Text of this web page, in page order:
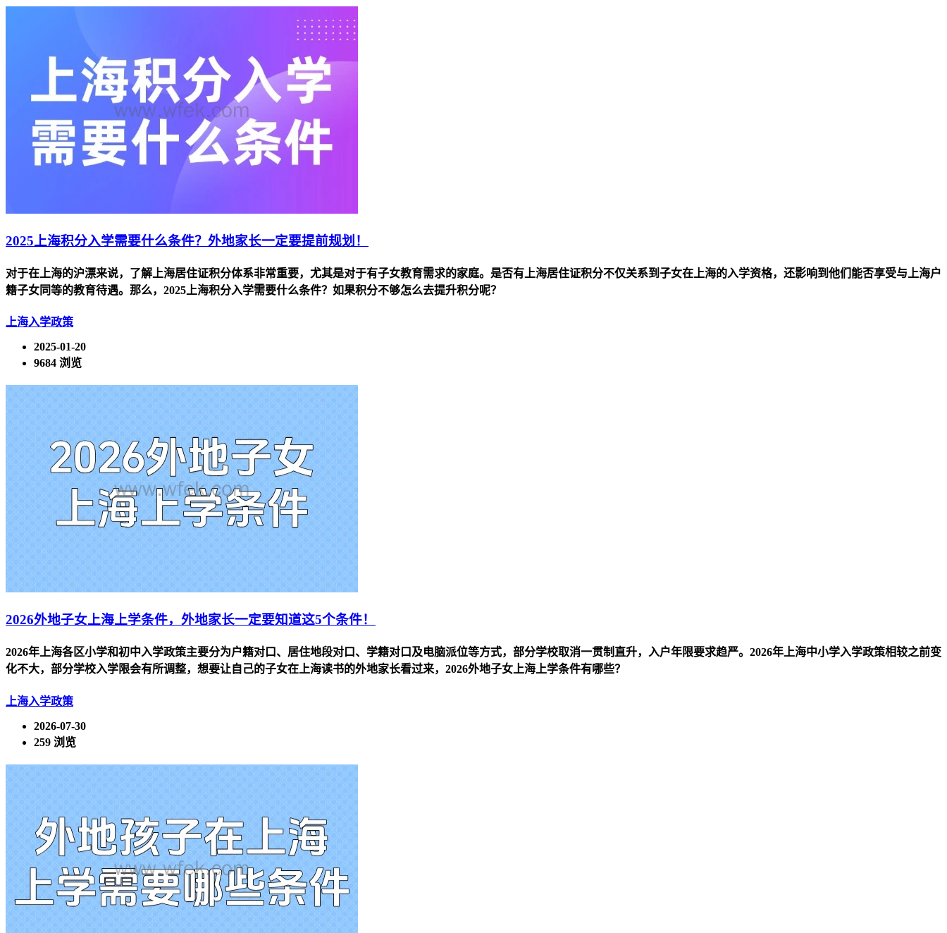
2025上海积分入学需要什么条件？外地家长一定要提前规划！
对于在上海的沪漂来说，了解上海居住证积分体系非常重要，尤其是对于有子女教育需求的家庭。是否有上海居住证积分不仅关系到子女在上海的入学资格，还影响到他们能否享受与上海户
籍子女同等的教育待遇。那么，2025上海积分入学需要什么条件？如果积分不够怎么去提升积分呢？
上海入学政策
2025-01-20
9684 浏览
2026外地子女上海上学条件，外地家长一定要知道这5个条件！
2026年上海各区小学和初中入学政策主要分为户籍对口、居住地段对口、学籍对口及电脑派位等方式，部分学校取消一贯制直升，入户年限要求趋严。2026年上海中小学入学政策相较之前变
化不大，部分学校入学限会有所调整，想要让自己的子女在上海读书的外地家长看过来，2026外地子女上海上学条件有哪些？
上海入学政策
2026-07-30
259 浏览